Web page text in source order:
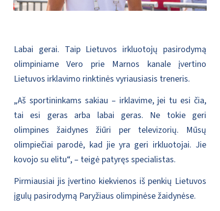
Labai gerai. Taip Lietuvos irkluotojų pasirodymą
olimpiniame Vero prie Marnos kanale įvertino
Lietuvos irklavimo rinktinės vyriausiasis treneris.
„Aš sportininkams sakiau – irklavime, jei tu esi čia,
tai esi geras arba labai geras. Ne tokie geri
olimpines žaidynes žiūri per televizorių. Mūsų
olimpiečiai parodė, kad jie yra geri irkluotojai. Jie
kovojo su elitu“, – teigė patyręs specialistas.
Pirmiausiai jis įvertino kiekvienos iš penkių Lietuvos
įgulų pasirodymą Paryžiaus olimpinėse žaidynėse.